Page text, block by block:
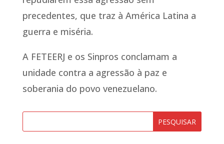
precedentes, que traz à América Latina a
guerra e miséria.
A FETEERJ e os Sinpros conclamam a
unidade contra a agressão à paz e
soberania do povo venezuelano.